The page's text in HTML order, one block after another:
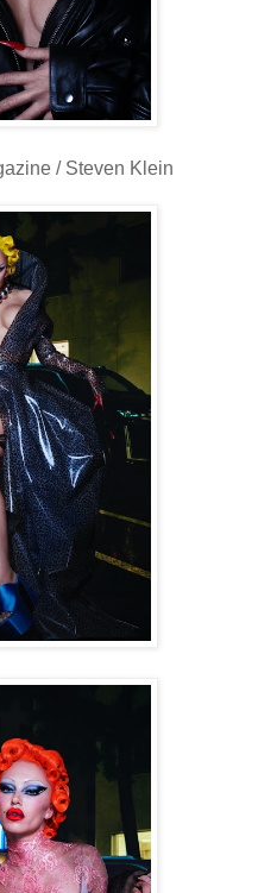
/ Steven Klein